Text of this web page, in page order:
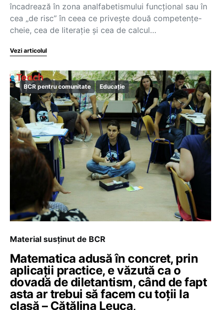
încadrează în zona analfabetismului funcțional sau în
cea „de risc” în ceea ce privește două competențe-
cheie, cea de literație și cea de calcul…
Vezi articolul
BCR pentru comunitate Educație
Material susținut de BCR
Matematica adusă în concret, prin
aplicații practice, e văzută ca o
dovadă de diletantism, când de fapt
asta ar trebui să facem cu toții la
clasă – Cătălina Leuca,